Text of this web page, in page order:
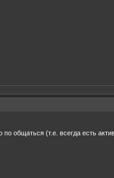
общаться (т.е. всегда есть